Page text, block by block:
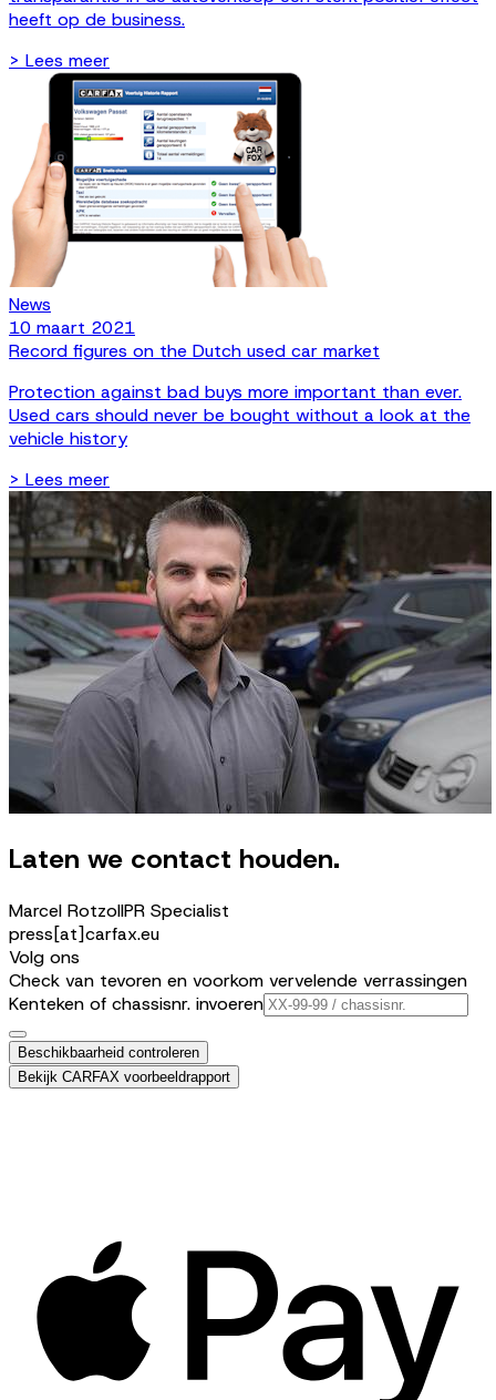
heeft op de business.
> Lees meer
News
10 maart 2021
Record figures on the Dutch used car market
Protection against bad buys more important than ever.
Used cars should never be bought without a look at the
vehicle history
> Lees meer
Laten we contact houden.
Marcel RotzollPR Specialist
press[at]carfax.eu
Volg ons
Check van tevoren en voorkom vervelende verrassingen
Kenteken of chassisnr. invoeren
Beschikbaarheid controleren
Bekijk CARFAX voorbeeldrapport